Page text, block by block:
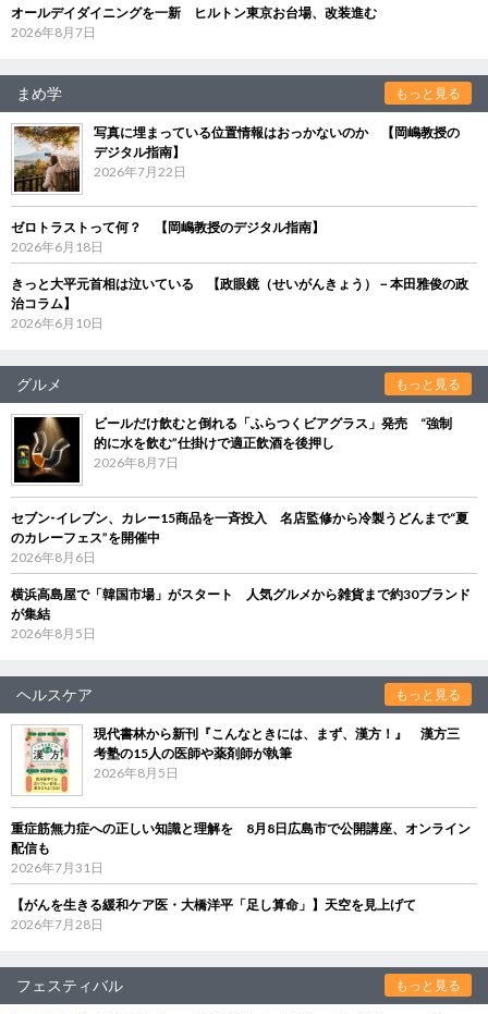
オールデイダイニングを一新 ヒルトン東京お台場、改装進む
2026年8月7日
まめ学 もっと見る
写真に埋まっている位置情報はおっかないのか 【岡嶋教授の
デジタル指南】
2026年7月22日
ゼロトラストって何？ 【岡嶋教授のデジタル指南】
2026年6月18日
きっと大平元首相は泣いている 【政眼鏡（せいがんきょう）－本田雅俊の政
治コラム】
2026年6月10日
グルメ もっと見る
ビールだけ飲むと倒れる「ふらつくビアグラス」発売 “強制
的に水を飲む”仕掛けで適正飲酒を後押し
2026年8月7日
セブン‐イレブン、カレー15商品を一斉投入 名店監修から冷製うどんまで“夏
のカレーフェス”を開催中
2026年8月6日
横浜高島屋で「韓国市場」がスタート 人気グルメから雑貨まで約30ブランド
が集結
2026年8月5日
ヘルスケア もっと見る
現代書林から新刊『こんなときには、まず、漢方！』 漢方三
考塾の15人の医師や薬剤師が執筆
2026年8月5日
重症筋無力症への正しい知識と理解を 8月8日広島市で公開講座、オンライン
配信も
2026年7月31日
【がんを生きる緩和ケア医・大橋洋平「足し算命」】天空を見上げて
2026年7月28日
フェスティバル もっと見る